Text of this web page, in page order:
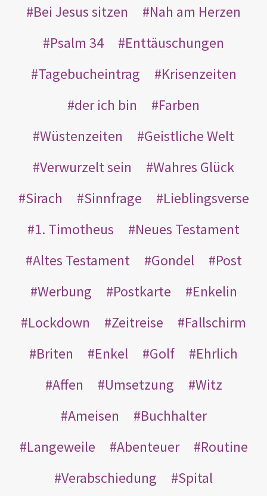
Bei Jesus sitzen
Nah am Herzen
Psalm 34
Enttäuschungen
Tagebucheintrag
Krisenzeiten
der ich bin
Farben
Wüstenzeiten
Geistliche Welt
Verwurzelt sein
Wahres Glück
Sirach
Sinnfrage
Lieblingsverse
1. Timotheus
Neues Testament
Altes Testament
Gondel
Post
Werbung
Postkarte
Enkelin
Lockdown
Zeitreise
Fallschirm
Briten
Enkel Golf
Ehrlich
Affen
Umsetzung
Witz
Ameisen
Buchhalter
Langeweile
Abenteuer
Routine
Verabschiedung
Spital